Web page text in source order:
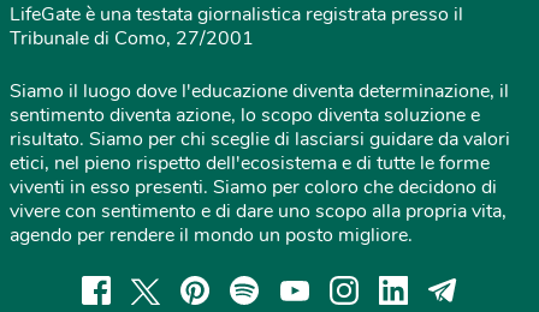
LifeGate è una testata giornalistica registrata presso il
Tribunale di Como, 27/2001
Siamo il luogo dove l'educazione diventa determinazione, il
sentimento diventa azione, lo scopo diventa soluzione e
risultato. Siamo per chi sceglie di lasciarsi guidare da valori
etici, nel pieno rispetto dell'ecosistema e di tutte le forme
viventi in esso presenti. Siamo per coloro che decidono di
vivere con sentimento e di dare uno scopo alla propria vita,
agendo per rendere il mondo un posto migliore.